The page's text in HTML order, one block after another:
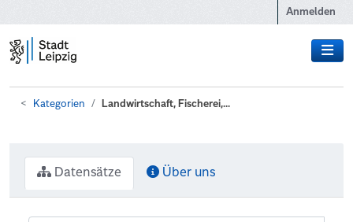
Anmelden
Kategorien Landwirtschaft, Fischerei,...
Datensätze Über uns